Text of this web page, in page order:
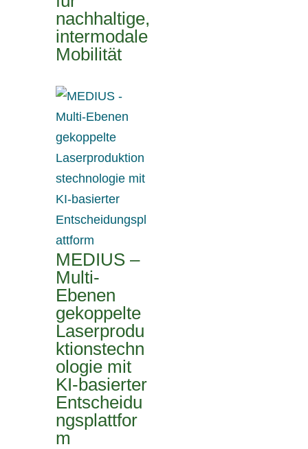
nachhaltige,
intermodale
Mobilität
MEDIUS –
Multi-
Ebenen
gekoppelte
Laserprodu
ktionstechn
ologie mit
KI-basierter
Entscheidu
ngsplattfor
m